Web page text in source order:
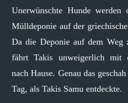
Unerwünschte Hunde
Mülldeponie auf der
Da die Deponie auf dem Weg
fährt Takis unweigerlich mit
nach Hause. Genau das
Tag, als Takis Samu entdeckte.